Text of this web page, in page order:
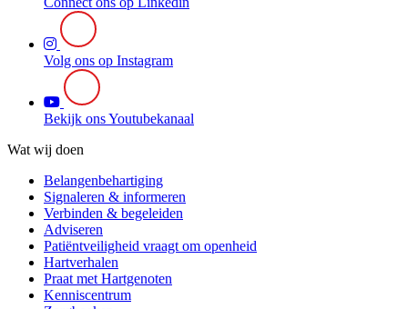
Volg ons op Instagram
Bekijk ons Youtubekanaal
Wat wij doen
Belangenbehartiging
Signaleren & informeren
Verbinden & begeleiden
Adviseren
Patiëntveiligheid vraagt om openheid
Hartverhalen
Praat met Hartgenoten
Kenniscentrum